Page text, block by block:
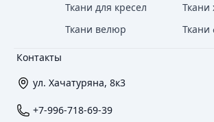
Контакты
ул. Хачатуряна, 8к3
+7-996-718-69-39
Ткани для кресел
Ткани
Ткани велюр
Ткани